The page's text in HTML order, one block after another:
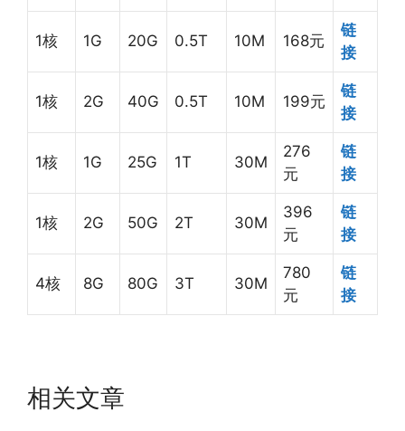
1核 1G 20G 0.5T 10M 168元
链
接
1核 2G 40G 0.5T 10M 199元
链
接
1核 1G 25G 1T 30M
276
元
链
接
1核 2G 50G 2T 30M
396
元
链
接
4核 8G 80G 3T 30M
780
元
链
接
相关文章